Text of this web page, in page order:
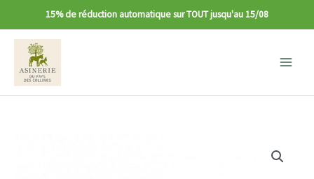
15% de réduction automatique sur TOUT jusqu'au 15/08
Menu